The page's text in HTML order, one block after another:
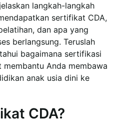
langkah-langkah
sertifikat CDA,
dan apa yang
berlangsung. Teruslah
bagaimana sertifikasi
Anda membawa
anak usia dini ke
CDA?